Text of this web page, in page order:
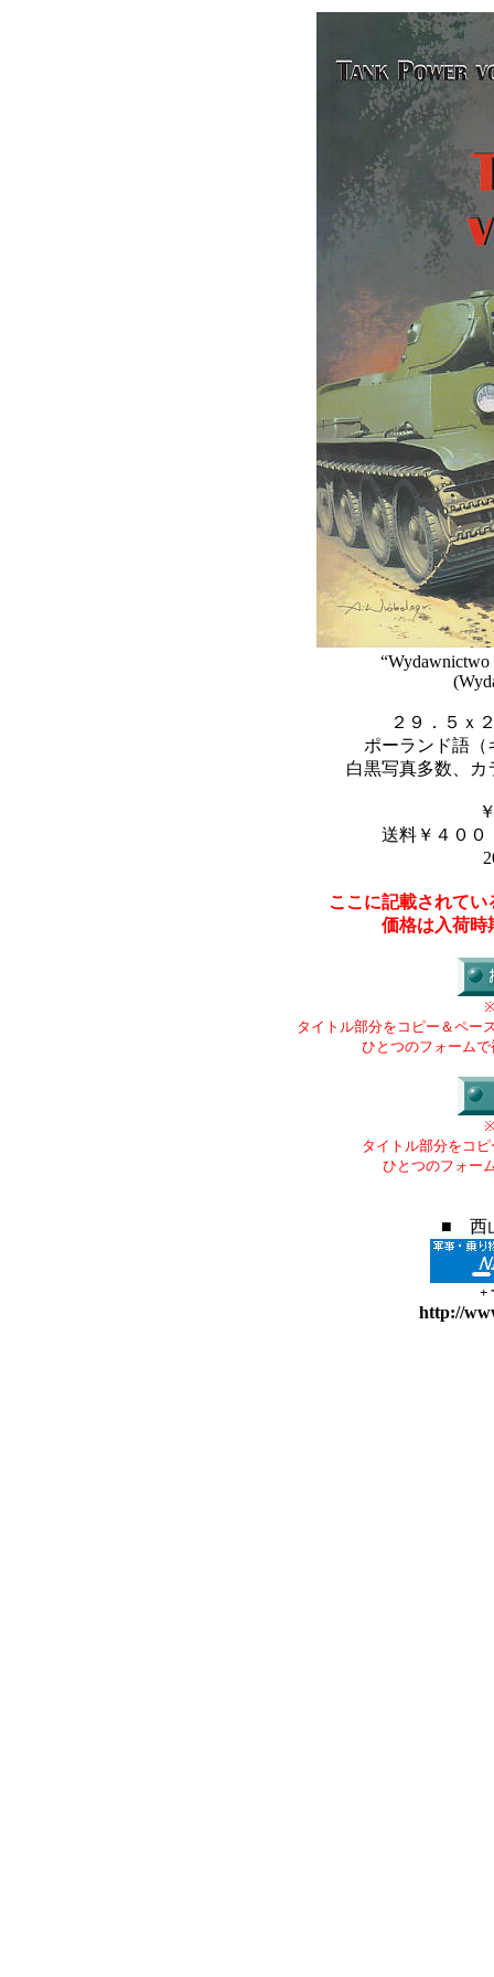
２９．５ｘ
ポーランド語（
白黒写真多数、
送料￥４００
ここに記載されて
価格は入荷時
タイトル部分をコピー＆ペー
ひとつのフォーム
タイトル部分をコ
ひとつのフォー
■ 西
+
http://